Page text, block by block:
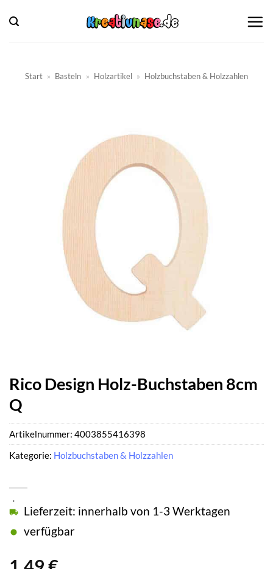
Inhalt
springen
Start » Basteln » Holzartikel » Holzbuchstaben & Holzzahlen
Rico Design Holz-Buchstaben 8cm
Q
Lieferzeit: innerhalb von 1-3 Werktagen
verfügbar
Artikelnummer: 4003855416398
Kategorie: Holzbuchstaben & Holzzahlen